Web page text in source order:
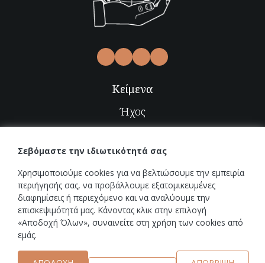
Σεβόμαστε την ιδιωτικότητά σας
Χρησιμοποιούμε cookies για να βελτιώσουμε την εμπειρία
περιήγησής σας, να προβάλλουμε εξατομικευμένες
διαφημίσεις ή περιεχόμενο και να αναλύουμε την
επισκεψιμότητά μας. Κάνοντας κλικ στην επιλογή
«Αποδοχή Όλων», συναινείτε στη χρήση των cookies από
εμάς.
Κείμενα
Ήχος
Εικόνες
Radio-TV
Εκδηλώσεις